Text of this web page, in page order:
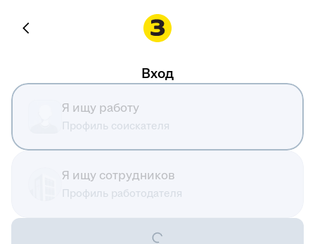
Вход
Я ищу работу
Профиль соискателя
Я ищу сотрудников
Профиль работодателя